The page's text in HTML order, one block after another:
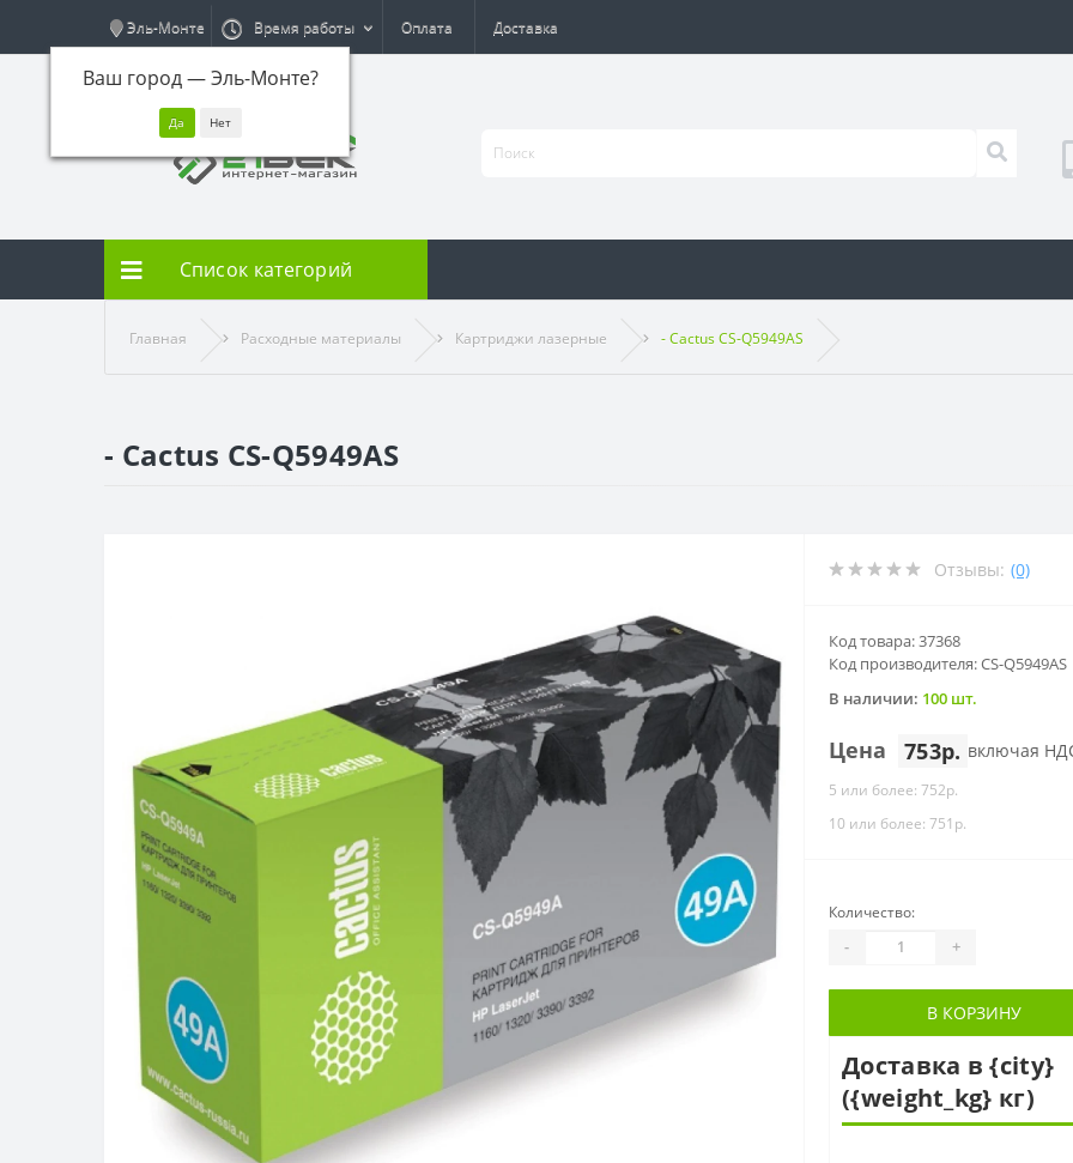
Эль-Монте
Ваш город —Эль-Монте?
Время работы Оплата Доставка
Список категорий
Главная Расходные материалы Картриджи лазерные - Cactus CS-Q5949AS
- Cactus CS-Q5949AS
Отзывы: (0)
Код товара: 37368
Код производителя: CS-Q5949AS
В наличии: 100 шт.
Цена 753р. включая
5 или более: 752р.
10 или более: 751р.
Количество:
- +
В КОРЗИНУ
Доставка в {city}
({weight_kg} кг)